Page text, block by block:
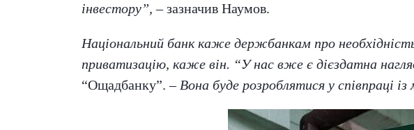
інвестору”,– зазначив Наумов.
Національний банк каже держбанкам про
приватизацію, каже він. “У нас вже є дієздатна
“Ощадбанку”. –Вона буде розроблятися у співпраці